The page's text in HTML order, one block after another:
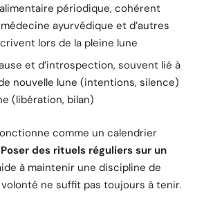
périodique, cohérent
ayurvédique et d’autres
lors de la pleine lune
et d’introspection, souvent lié à
nouvelle lune (intentions, silence)
(libération, bilan)
comme un calendrier
Poser des rituels réguliers sur un
à maintenir une discipline de
ne suffit pas toujours à tenir.